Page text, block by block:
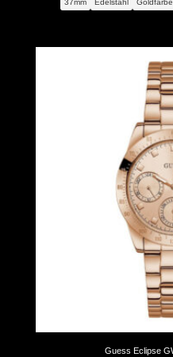
37mm Edelstahl
Guess Eclipse